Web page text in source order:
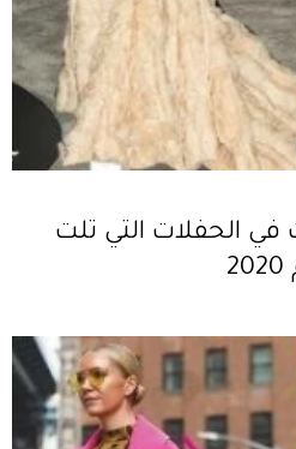
في الحفلات التي تلت